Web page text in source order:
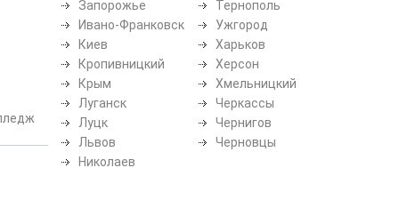
Запорожье
Ивано-Франковск
Киев
Кропивницкий
Крым
Луганск
Луцк
Львов
Николаев
Тернополь
Ужгород
Харьков
Херсон
Хмельницкий
Черкассы
Чернигов
Черновцы